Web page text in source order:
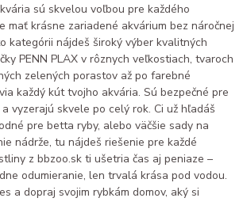
sú skvelou voľbou pre každého
mať krásne zariadené akvárium bez náročnej
kategórii nájdeš široký výber kvalitných
PENN PLAX v rôznych veľkostiach, tvaroch
zelených porastov až po farebné
každý kút tvojho akvária. Sú bezpečné pre
vyzerajú skvele po celý rok. Ci už hľadáš
pre betta ryby, alebo väčšie sady na
nádrže, tu nájdeš riešenie pre každé
z bbzoo.sk ti ušetria čas aj peniaze –
odumieranie, len trvalá krása pod vodou.
a dopraj svojim rybkám domov, aký si